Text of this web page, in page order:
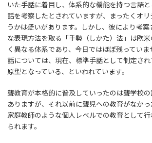
いた手話に着目し、体系的な機能を持つ言語
話を考察したとされていますが、まったくオ
うかは疑いがあります。しかし、彼により考案
な表現方法を取る「手勢（しかた）法」は欧
く異なる体系であり、今日ではほぼ残ってい
話については、現在、標準手話として制定さ
原型となっている、といわれています。
聾教育が本格的に普及していったのは聾学校
ありますが、それ以前に聾児への教育がなかっ
家庭教師のような個人レベルでの教育として
られます。